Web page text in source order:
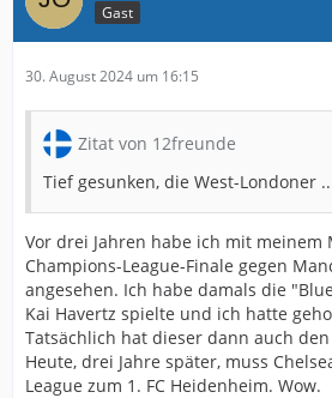
Gast
30. August 2024 um 16:15
Zitat von 12freunde
Tief gesunken, die West-Londoner
Vor drei Jahren habe ich mit meinem
Champions-League-Finale gegen
angesehen. Ich habe damals die
Kai Havertz spielte und ich hatte
Tatsächlich hat dieser dann auch
Heute, drei Jahre später, muss
League zum 1. FC Heidenheim. Wow.